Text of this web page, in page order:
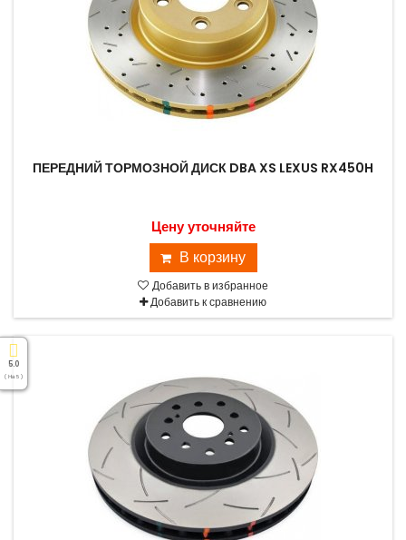
ПЕРЕДНИЙ ТОРМОЗНОЙ ДИСК DBA XS LEXUS RX450H
Цену уточняйте
В корзину
Добавить в избранное
Добавить к сравнению
5.0
( На 5 )